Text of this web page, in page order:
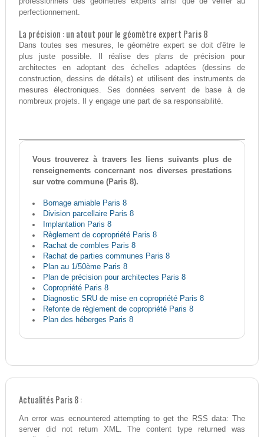
perfectionnement.
La précision : un atout pour le géomètre expert Paris 8
Dans toutes ses mesures, le géomètre expert se doit d'être le
plus juste possible. Il réalise des plans de précision pour
architectes en adoptant des échelles adaptées (dessins de
construction, dessins de détails) et utilisent des instruments de
mesures électroniques. Ses données servent de base à de
nombreux projets. Il y engage une part de sa responsabilité.
Vous trouverez à travers les liens suivants plus de
renseignements concernant nos diverses prestations
sur votre commune (Paris 8).
Bornage amiable Paris 8
Division parcellaire Paris 8
Implantation Paris 8
Règlement de copropriété Paris 8
Rachat de combles Paris 8
Rachat de parties communes Paris 8
Plan au 1/50ème Paris 8
Plan de précision pour architectes Paris 8
Copropriété Paris 8
Diagnostic SRU de mise en copropriété Paris 8
Refonte de règlement de copropriété Paris 8
Plan des héberges Paris 8
Actualités Paris 8 :
An error was ecnountered attempting to get the RSS data: The
server did not return XML. The content type returned was